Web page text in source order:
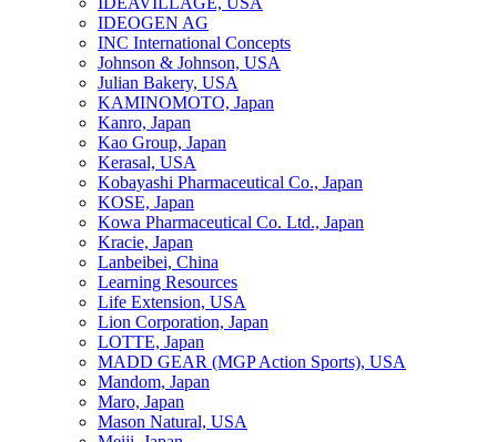
IDEOGEN AG
INC International Concepts
Johnson & Johnson, USA
Julian Bakery, USA
KAMINOMOTO, Japan
Kanro, Japan
Kao Group, Japan
Kerasal, USA
Kobayashi Pharmaceutical Co., Japan
KOSE, Japan
Kowa Pharmaceutical Co. Ltd., Japan
Kracie, Japan
Lanbeibei, China
Learning Resources
Life Extension, USA
Lion Corporation, Japan
LOTTE, Japan
MADD GEAR (MGP Action Sports), USA
Mandom, Japan
Maro, Japan
Mason Natural, USA